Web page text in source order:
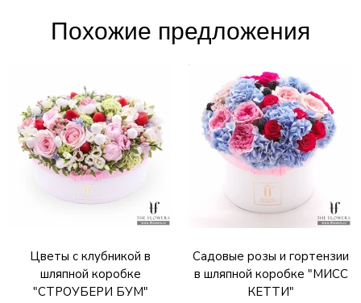
Похожие предложения​
Цветы с клубникой в
шляпной коробке
"СТРОУБЕРИ БУМ"
Садовые розы и гортензии
в шляпной коробке "МИСС
КЕТТИ"